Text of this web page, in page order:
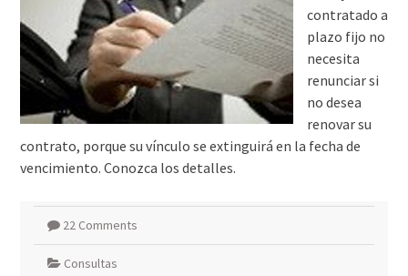
contratado a
plazo fijo no
necesita
renunciar si
no desea
renovar su
contrato, porque su vínculo se extinguirá en la fecha de
vencimiento. Conozca los detalles.
22 Comments
Consultas